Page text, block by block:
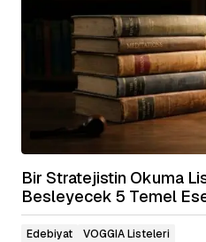
Bir Stratejistin Okuma
Besleyecek 5 Temel
Edebiyat
VOGGIA Listeleri